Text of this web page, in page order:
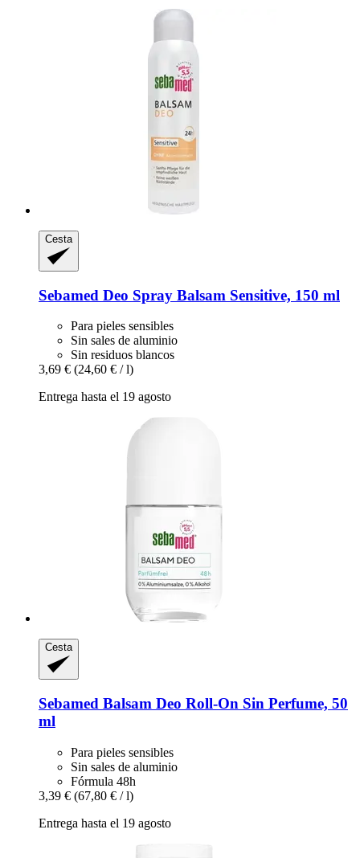
Cesta
Sebamed Deo Spray Balsam Sensitive, 150 ml
Para pieles sensibles
Sin sales de aluminio
Sin residuos blancos
3,69 € (24,60 € / l)
Entrega hasta el 19 agosto
Cesta
Sebamed Balsam Deo Roll-​On Sin Perfume, 50
ml
Para pieles sensibles
Sin sales de aluminio
Fórmula 48h
3,39 € (67,80 € / l)
Entrega hasta el 19 agosto